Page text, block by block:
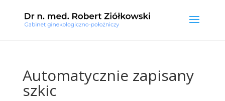
Automatycznie zapisany
szkic